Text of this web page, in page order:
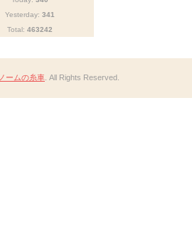
Yesterday: 341
Total: 463242
ノームの糸車 . All Rights Reserved.